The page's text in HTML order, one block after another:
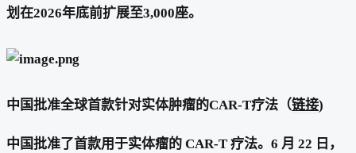
划在2026年底前扩展至3,000座。
中国批准全球首款针对实体肿瘤的CAR-T疗法（链接)
中国批准了首款用于实体瘤的 CAR-T 疗法。6 月 22 日，